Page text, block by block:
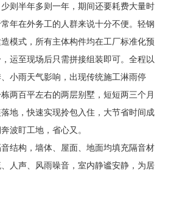
则半年多则一年，期间还要耗费大量时
年在外务工的人群来说十分不便。轻钢
模式，所有主体构件均在工厂标准化预
运至现场后只需拼接组装即可。全程以
小雨天气影响，出现传统施工淋雨停
两百平左右的两层别墅，短短两三个月
地，快速实现拎包入住，大节省时间成
波盯工地，省心又。
结构，墙体、屋面、地面均填充隔音材
人声、风雨噪音，室内静谧安静，为居